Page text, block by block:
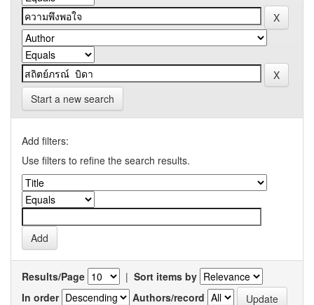
Start a new search
Add filters:
Use filters to refine the search results.
Results/Page | Sort items by
In order
Authors/record